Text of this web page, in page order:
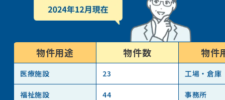
物件用途 物件数 物件
医療施設 23 工場・倉庫
福祉施設 44 事務所